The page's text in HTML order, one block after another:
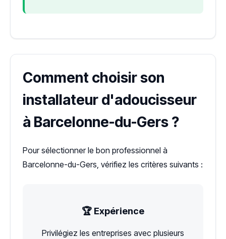
Comment choisir son
installateur d'adoucisseur
à Barcelonne-du-Gers ?
Pour sélectionner le bon professionnel à
Barcelonne-du-Gers, vérifiez les critères suivants :
🏆 Expérience
Privilégiez les entreprises avec plusieurs